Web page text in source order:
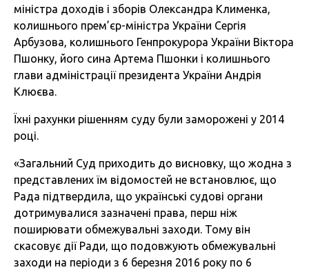
міністра доходів і зборів Олександра Клименка,
колишнього прем’єр-міністра України Сергія
Арбузова, колишнього Генпрокурора України Віктора
Пшонку, його сина Артема Пшонки і колишнього
глави адміністрації президента України Андрія
Клюєва.
Їхні рахунки рішенням суду були заморожені у 2014
році.
«Загальний Суд приходить до висновку, що жодна з
представлених їм відомостей не встановлює, що
Рада підтвердила, що українські судові органи
дотримувалися зазначені права, перш ніж
поширювати обмежувальні заходи. Тому він
скасовує дії Ради, що подовжують обмежувальні
заходи на періоди з 6 березня 2016 року по 6